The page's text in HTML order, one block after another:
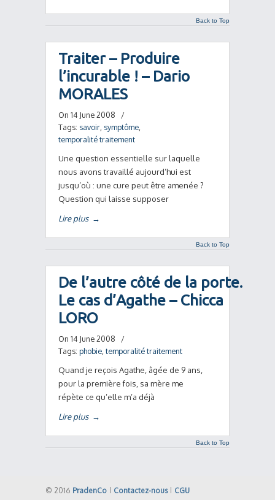
Back to Top
Traiter – Produire
l’incurable ! – Dario
MORALES
On 14 June 2008
/
Tags: savoir symptôme
temporalité traitement
Une question essentielle sur laquelle
nous avons travaillé aujourd’hui est
jusqu’où : une cure peut être amenée ?
Question qui laisse supposer
Lire plus →
Back to Top
De l’autre côté de la porte.
Le cas d’Agathe – Chicca
LORO
On 14 June 2008
/
Tags: phobie temporalité traitement
Quand je reçois Agathe, âgée de 9 ans,
pour la première fois, sa mère me
répète ce qu’elle m’a déjà
Lire plus →
Back to Top
© 2016 PradenCo Contactez-nous| CGU